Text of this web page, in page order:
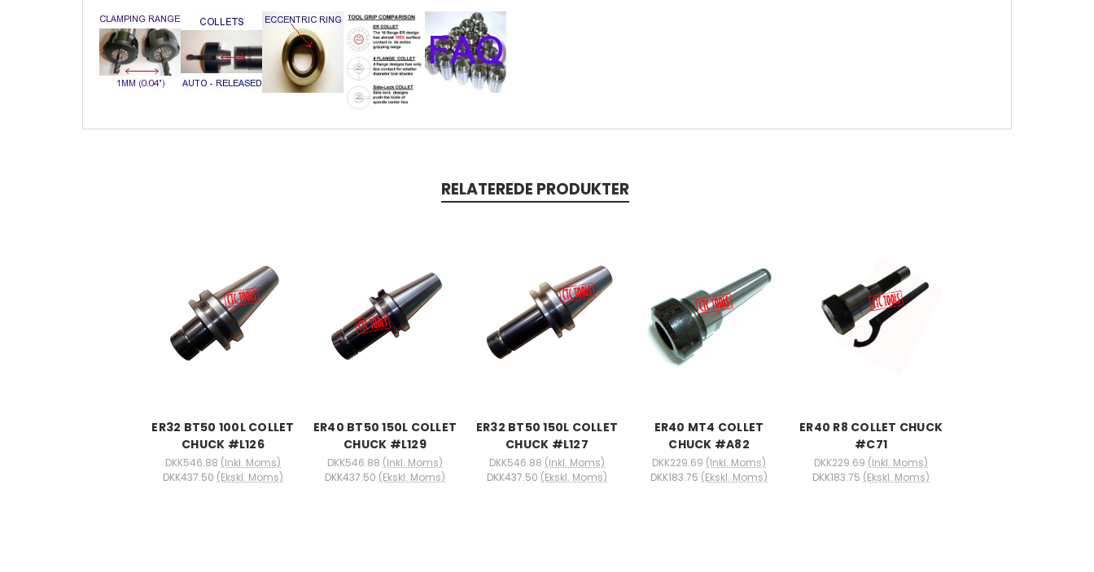
RELATEREDE PRODUKTER
ER32 BT50 100L COLLET
CHUCK #L126
DKK546.88 (Inkl. Moms)
DKK437.50 (Ekskl. Moms)
ER40 BT50 150L COLLET
CHUCK #L129
DKK546.88 (Inkl. Moms)
DKK437.50 (Ekskl. Moms)
ER32 BT50 150L COLLET
CHUCK #L127
DKK546.88 (Inkl. Moms)
DKK437.50 (Ekskl. Moms)
ER40 MT4 COLLET
CHUCK #A82
DKK229.69 (Inkl. Moms)
DKK183.75 (Ekskl. Moms)
ER40 R8 COLLET CHUCK
#C71
DKK229.69 (Inkl. Moms)
DKK183.75 (Ekskl. Moms)